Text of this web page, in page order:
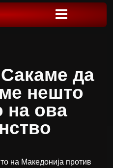
да
нешто
на ова
на Македонија против